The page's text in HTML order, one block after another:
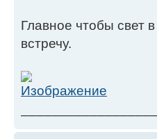
Главное чтобы свет
встречу.